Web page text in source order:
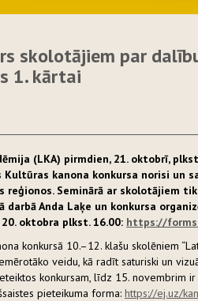
skolotājiem par
1. kārtai
(LKA) pirmdien, 21. oktobrī,
kanona konkursa norisi un
reģionos. Seminārā ar skolotājiem
darbā Anda Laķe un konkursa
oktobra plkst. 16.00: https://
konkursā 10.–12. klašu skolēniem
veidu, kā radīt saturiski un
konkursam, līdz 15. novembrim
pieteikuma forma: https://ej.uz/